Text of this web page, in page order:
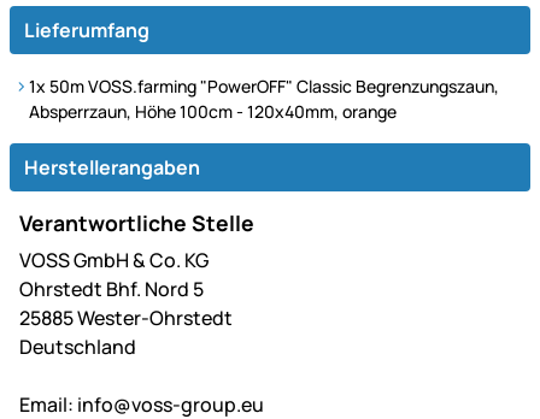
Lieferumfang
1x 50m VOSS.farming "PowerOFF" Classic Begrenzungszaun,
Absperrzaun, Höhe 100cm - 120x40mm, orange
Herstellerangaben
Verantwortliche Stelle
VOSS GmbH & Co. KG
Ohrstedt Bhf. Nord 5
25885 Wester-Ohrstedt
Deutschland
Email: info@voss-group.eu